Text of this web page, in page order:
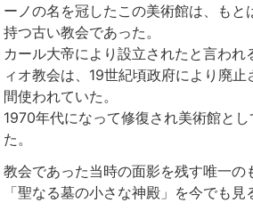
ーノの名を冠したこの美術館は、もと
持つ古い教会であった。
カール大帝により設立されたと言われ
ィオ教会は、19世紀頃政府により廃
間使われていた。
1970年代になって修復され美術館と
た。
教会であった当時の面影を残す唯一の
「聖なる墓の小さな神殿」を今でも見